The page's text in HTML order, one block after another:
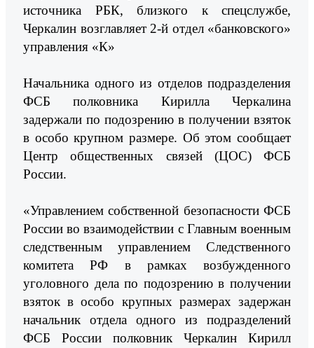
источника РБК, близкого к спецслужбе,
Черкалин возглавляет 2-й отдел «банковского»
управления «К»
Начальника одного из отделов подразделения
ФСБ полковника Кирилла Черкалина
задержали по подозрению в получении взяток
в особо крупном размере. ​Об этом сообщает
Центр общественных связей (ЦОС) ФСБ
России.
«Управлением собственной безопасности ФСБ
России во взаимодействии с Главным военным
следственным управлением Следственного
комитета РФ в рамках возбужденного
уголовного дела по подозрению в получении
взяток в особо крупных размерах задержан
начальник отдела одного из подразделений
ФСБ России полковник Черкалин Кирилл